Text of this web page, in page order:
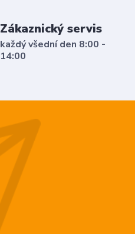
Zákaznický servis
každý všední den 8:00 -
14:00